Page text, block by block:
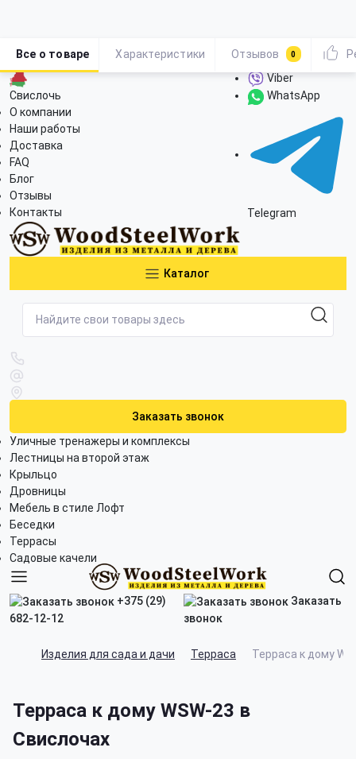
Свислочь
О компании
Наши работы
Доставка
FAQ
Блог
Отзывы
Контакты
Viber
WhatsApp
Telegram
Каталог
Заказать звонок
Уличные тренажеры и комплексы
Лестницы на второй этаж
Крыльцо
Дровницы
Мебель в стиле Лофт
Беседки
Террасы
Садовые качели
+375 (29)
682-12-12
Заказать
звонок
Изделия для сада и дачи Терраса Терраса к дому
Терраса к дому WSW-23 в
Свислочах
Все о товаре Характеристики Отзывов 0